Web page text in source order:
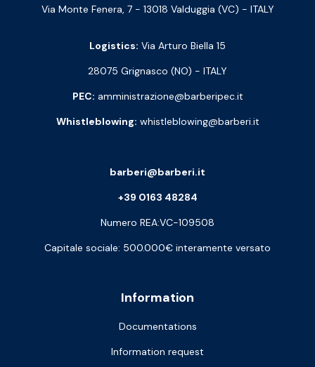
Via Monte Fenera, 7 - 13018 Valduggia (VC) - ITALY
Logistics: Via Arturo Biella 15
28075 Grignasco (NO) - ITALY
PEC: amministrazione@barberipec.it
Whistleblowing: whistleblowing@barberi.it
Information
Documentations
Information request
barberi@barberi.it
+39 0163 48284
Numero REA:VC-109508
Capitale sociale: 500.000€ interamente versato